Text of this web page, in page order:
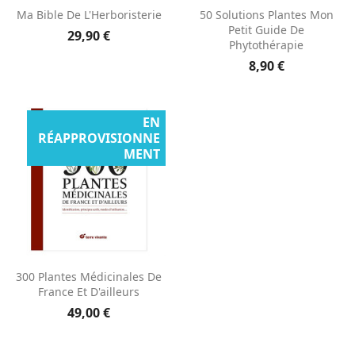
Ma Bible De L'Herboristerie
29,90 €
50 Solutions Plantes Mon
Petit Guide De
Phytothérapie
8,90 €
300 Plantes Médicinales De
France Et D'ailleurs
49,00 €
EN
RÉAPPROVISIONNE
MENT